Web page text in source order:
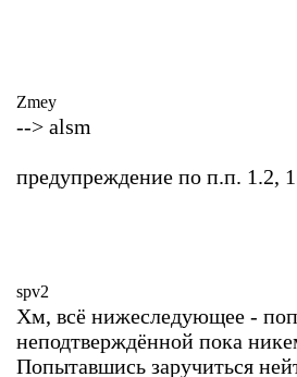
Zmey
--> alsm
предупреждение по п.п. 1.2,
spv2
Хм, всё нижеследующее -
неподтверждённой пока
Попытавшись заручиться